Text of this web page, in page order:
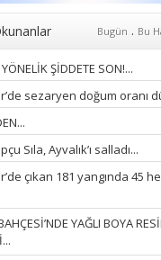
“DOĞANIN GÜLEÇ
YAĞMURLARINI
ÖZLERKEN…”
23/11/2025
Fatma Aker
“Ne çok şey oldu
unutulmaması
28/01/2024
Hüseyin Ergül
“AKIL GÖZÜ”
Bugün . Bu
ŞİDDETE SON!...
sezaryen doğum oranı
Sıla, Ayvalık’ı salladı...
çıkan 181 yangında 45
YAĞLI BOYA